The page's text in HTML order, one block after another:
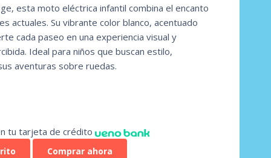
esta moto eléctrica infantil combina el encanto
actuales. Su vibrante color blanco, acentuado
cada paseo en una experiencia visual y
Ideal para niños que buscan estilo,
aventuras sobre ruedas.
tu tarjeta de crédito
Comprar ahora